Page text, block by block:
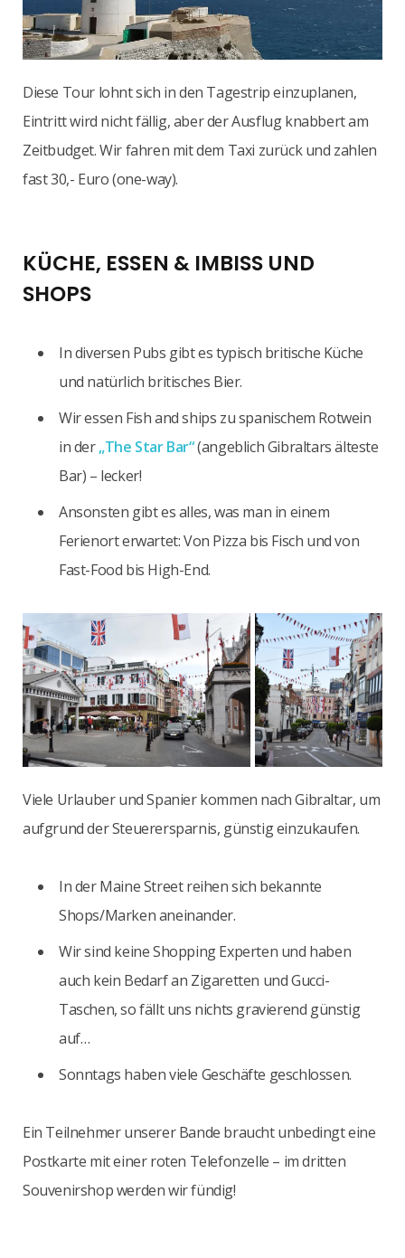
Diese Tour lohnt sich in den Tagestrip einzuplanen,
Eintritt wird nicht fällig, aber der Ausflug knabbert am
Zeitbudget. Wir fahren mit dem Taxi zurück und zahlen
fast 30,- Euro (one-way).
KÜCHE, ESSEN & IMBISS UND
SHOPS
In diversen Pubs gibt es typisch britische Küche
und natürlich britisches Bier.
Wir essen Fish and ships zu spanischem Rotwein
in der„The Star Bar“(angeblich Gibraltars älteste
Bar) – lecker!
Ansonsten gibt es alles, was man in einem
Ferienort erwartet: Von Pizza bis Fisch und von
Fast-Food bis High-End.
Viele Urlauber und Spanier kommen nach Gibraltar, um
aufgrund der Steuerersparnis, günstig einzukaufen.
In der Maine Street reihen sich bekannte
Shops/Marken aneinander.
Wir sind keine Shopping Experten und haben
auch kein Bedarf an Zigaretten und Gucci-
Taschen, so fällt uns nichts gravierend günstig
auf…
Sonntags haben viele Geschäfte geschlossen.
Ein Teilnehmer unserer Bande braucht unbedingt eine
Postkarte mit einer roten Telefonzelle – im dritten
Souvenirshop werden wir fündig!